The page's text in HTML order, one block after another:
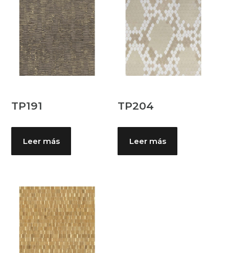
TP191
Leer más
TP204
Leer más